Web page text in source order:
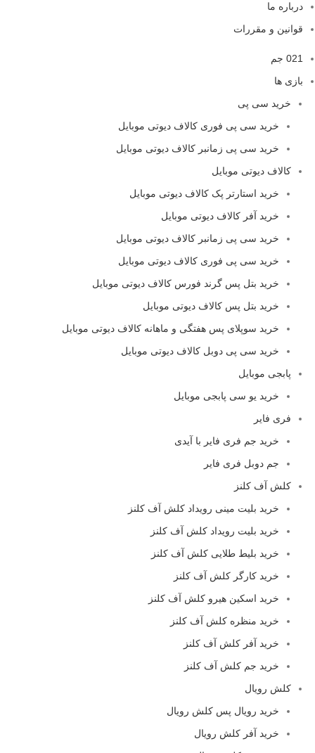
درباره ما
قوانین و مقررات
021 جم
بازی ها
خرید سی پی
خرید سی پی فوری کالاف دیوتی موبایل
خرید سی پی زمانبر کالاف دیوتی موبایل
کالاف دیوتی موبایل
خرید استارتر پک کالاف دیوتی موبایل
خرید آفر کالاف دیوتی موبایل
خرید سی پی زمانبر کالاف دیوتی موبایل
خرید سی پی فوری کالاف دیوتی موبایل
خرید بتل پس گرند فورس کالاف دیوتی موبایل
خرید بتل پس کالاف دیوتی موبایل
خرید سوپلای پس هفتگی و ماهانه کالاف دیوتی موبایل
خرید سی پی دوبل کالاف دیوتی موبایل
پابجی موبایل
خرید یو سی پابجی موبایل
فری فایر
خرید جم فری فایر با آیدی
جم دوبل فری فایر
کلش آف کلنز
خرید بلیت مینی رویداد کلش آف کلنز
خرید بلیت رویداد کلش آف کلنز
خرید بلیط طلایی کلش آف کلنز
خرید کارگر کلش آف کلنز
خرید اسکین هیرو کلش آف کلنز
خرید منظره کلش آف کلنز
خرید آفر کلش آف کلنز
خرید جم کلش آف کلنز
کلش رویال
خرید رویال پس کلش رویال
خرید آفر کلش رویال